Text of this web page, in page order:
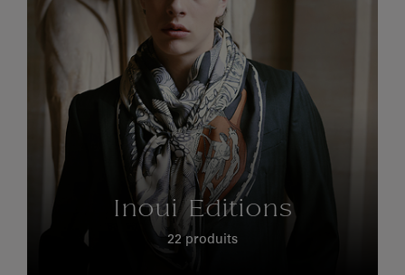
Inoui Editions
22 produits